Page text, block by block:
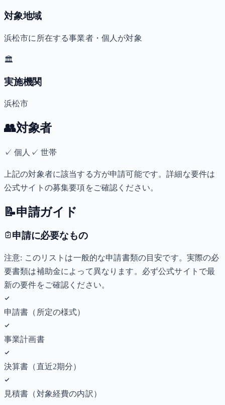
対象地域
浜松市に所在する事業者・個人が対象
🏛️
実施機関
浜松市
👥対象者
✓個人 ✓ 世帯
上記の対象者に該当する方が申請可能です。詳細な要件は
公式サイトの募集要項をご確認ください。
📝申請ガイド
申請に必要なもの
注意: このリストは一般的な申請書類の目安です。実際の必
要書類は補助金によって異なります。必ず公式サイトで最
新の要件をご確認ください。
申請書（所定の様式）
事業計画書
決算書（直近2期分）
見積書（対象経費の内訳）